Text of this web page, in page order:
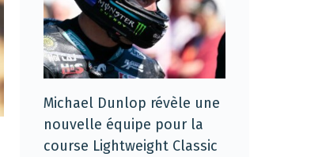
Michael Dunlop révèle une
nouvelle équipe pour la
course Lightweight Classic